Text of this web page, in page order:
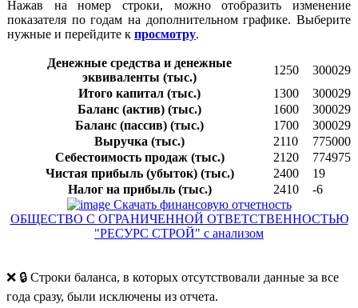
Нажав на номер строки, можно отобразить изменение
показателя по годам на дополнительном графике. Выберите
нужные и перейдите к просмотру.
Денежные средства и денежные
эквиваленты (тыс.)
1250
300029
Итого капитал (тыс.)
1300
300029
Баланс (актив) (тыс.)
1600
300029
Баланс (пассив) (тыс.)
1700
300029
Выручка (тыс.)
2110
775000
Себестоимость продаж (тыс.)
2120
774975
Чистая прибыль (убыток) (тыс.)
2400
19
Налог на прибыль (тыс.)
2410
-6
Скачать финансовую отчетность
ОБЩЕСТВО С ОГРАНИЧЕННОЙ ОТВЕТСТВЕННОСТЬЮ
"РЕСУРС СТРОЙ" с анализом
❌ 🔒 Строки баланса, в которых отсутствовали данные за все
года сразу, были исключены из отчета.